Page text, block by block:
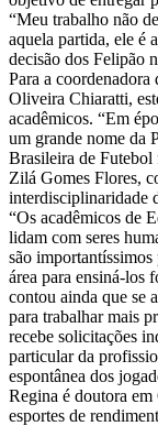
“Meu trabalho não
aquela partida, ele é
decisão dos Felipão
Para a
Oliveira Chiaratti,
acadêmicos. “Em
um grande nome da
Brasileira de Futebol
Zilá Gomes Flores,
interdisciplinaridade
“Os acadêmicos de
lidam com seres
são importantíssimos
área para ensiná-
contou ainda que se
para trabalhar mais
recebe solicitações
particular da
espontânea dos
Regina é doutora
esportes de